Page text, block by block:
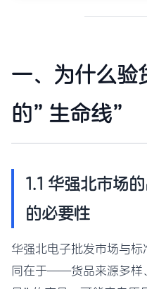
一、为什么验
的”生命线”
1.1 华强北市场
的必要性
华强北电子批发市场与
同在于——货品来源多样